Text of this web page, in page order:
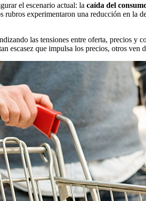
el escenario actual: la caída del
experimentaron una reducción en la
las tensiones entre oferta, precios y
escasez que impulsa los precios, otros